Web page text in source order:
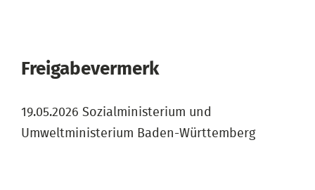
Freigabevermerk
19.05.2026 Sozialministerium und
Umweltministerium Baden-Württemberg